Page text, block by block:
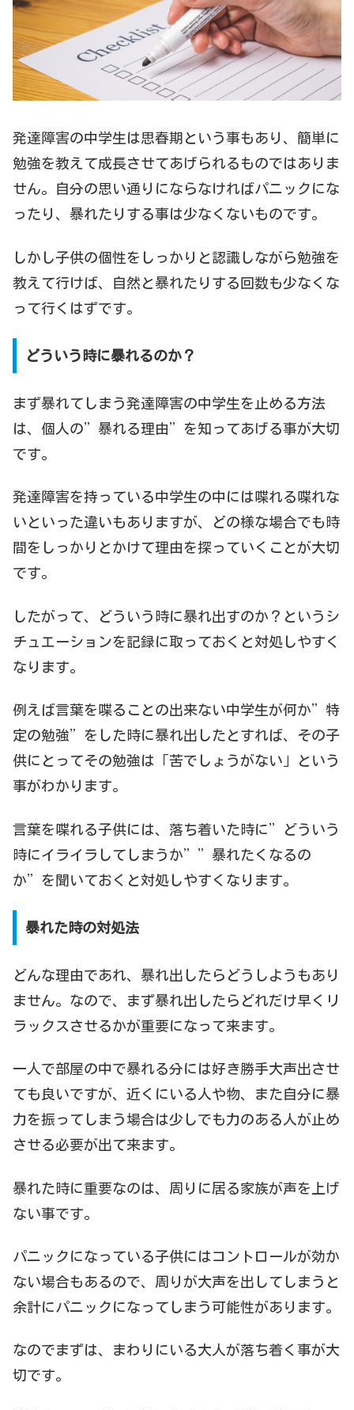
発達障害の中学生は思春期という事もあり、簡単に
勉強を教えて成長させてあげられるものではありま
せん。自分の思い通りにならなければパニックにな
ったり、暴れたりする事は少なくないものです。
しかし子供の個性をしっかりと認識しながら勉強を
教えて行けば、自然と暴れたりする回数も少なくな
って行くはずです。
どういう時に暴れるのか？
まず暴れてしまう発達障害の中学生を止める方法
は、個人の”暴れる理由”を知ってあげる事が大切
です。
発達障害を持っている中学生の中には喋れる喋れな
いといった違いもありますが、どの様な場合でも時
間をしっかりとかけて理由を探っていくことが大切
です。
したがって、どういう時に暴れ出すのか？というシ
チュエーションを記録に取っておくと対処しやすく
なります。
例えば言葉を喋ることの出来ない中学生が何か”特
定の勉強”をした時に暴れ出したとすれば、その子
供にとってその勉強は「苦でしょうがない」という
事がわかります。
言葉を喋れる子供には、落ち着いた時に”どういう
時にイライラしてしまうか””暴れたくなるの
か”を聞いておくと対処しやすくなります。
暴れた時の対処法
どんな理由であれ、暴れ出したらどうしようもあり
ません。なので、まず暴れ出したらどれだけ早くリ
ラックスさせるかが重要になって来ます。
一人で部屋の中で暴れる分には好き勝手大声出させ
ても良いですが、近くにいる人や物、また自分に暴
力を振ってしまう場合は少しでも力のある人が止め
させる必要が出て来ます。
暴れた時に重要なのは、周りに居る家族が声を上げ
ない事です。
パニックになっている子供にはコントロールが効か
ない場合もあるので、周りが大声を出してしまうと
余計にパニックになってしまう可能性があります。
なのでまずは、まわりにいる大人が落ち着く事が大
切です。